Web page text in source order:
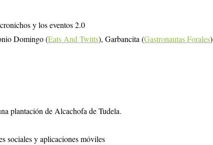
y los eventos 2.0
Domingo (Eats And Twitts), Garbancita (Gastronautas Forales)
plantación de Alcachofa de Tudela.
sociales y aplicaciones móviles